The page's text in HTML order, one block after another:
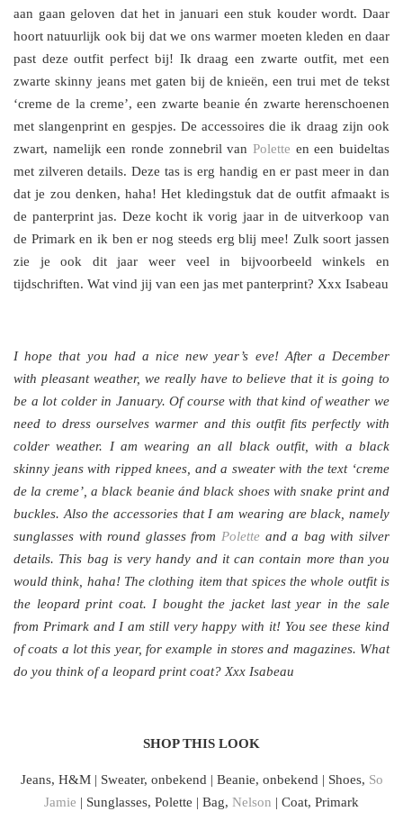
aan gaan geloven dat het in januari een stuk kouder wordt. Daar
hoort natuurlijk ook bij dat we ons warmer moeten kleden en daar
past deze outfit perfect bij! Ik draag een zwarte outfit, met een
zwarte skinny jeans met gaten bij de knieën, een trui met de tekst
‘creme de la creme’, een zwarte beanie én zwarte herenschoenen
met slangenprint en gespjes. De accessoires die ik draag zijn ook
zwart, namelijk een ronde zonnebril van Polette en een buideltas
met zilveren details. Deze tas is erg handig en er past meer in dan
dat je zou denken, haha! Het kledingstuk dat de outfit afmaakt is
de panterprint jas. Deze kocht ik vorig jaar in de uitverkoop van
de Primark en ik ben er nog steeds erg blij mee! Zulk soort jassen
zie je ook dit jaar weer veel in bijvoorbeeld winkels en
tijdschriften. Wat vind jij van een jas met panterprint? Xxx Isabeau
I hope that you had a nice new year’s eve! After a December
with pleasant weather, we really have to believe that it is going to
be a lot colder in January. Of course with that kind of weather we
need to dress ourselves warmer and this outfit fits perfectly with
colder weather. I am wearing an all black outfit, with a black
skinny jeans with ripped knees, and a sweater with the text ‘creme
de la creme’, a black beanie ánd black shoes with snake print and
buckles. Also the accessories that I am wearing are black, namely
sunglasses with round glasses from Polette and a bag with silver
details. This bag is very handy and it can contain more than you
would think, haha! The clothing item that spices the whole outfit is
the leopard print coat. I bought the jacket last year in the sale
from Primark and I am still very happy with it! You see these kind
of coats a lot this year, for example in stores and magazines. What
do you think of a leopard print coat? Xxx Isabeau
SHOP THIS LOOK
Jeans, H&M | Sweater, onbekend | Beanie, onbekend | Shoes, So
Jamie | Sunglasses, Polette | Bag, Nelson | Coat, Primark